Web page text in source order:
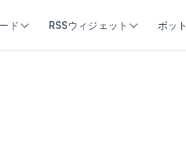
ド RSSウィジェット ボット